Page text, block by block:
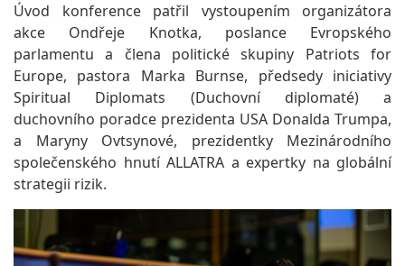
Úvod konference patřil vystoupením organizátora
akce Ondřeje Knotka, poslance Evropského
parlamentu a člena politické skupiny Patriots for
Europe, pastora Marka Burnse, předsedy iniciativy
Spiritual Diplomats (Duchovní diplomaté) a
duchovního poradce prezidenta USA Donalda Trumpa,
a Maryny Ovtsynové, prezidentky Mezinárodního
společenského hnutí ALLATRA a expertky na globální
strategii rizik.